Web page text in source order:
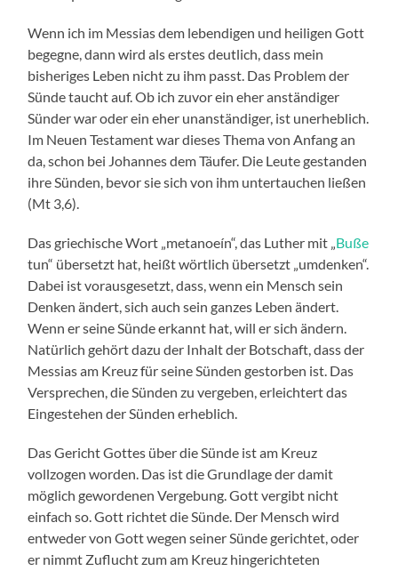
Wenn ich im Messias dem lebendigen und heiligen Gott
begegne, dann wird als erstes deutlich, dass mein
bisheriges Leben nicht zu ihm passt. Das Problem der
Sünde taucht auf. Ob ich zuvor ein eher anständiger
Sünder war oder ein eher unanständiger, ist unerheblich.
Im Neuen Testament war dieses Thema von Anfang an
da, schon bei Johannes dem Täufer. Die Leute gestanden
ihre Sünden, bevor sie sich von ihm untertauchen ließen
(Mt 3,6).
Das griechische Wort „metanoeín“, das Luther mit „Buße
tun“ übersetzt hat, heißt wörtlich übersetzt „umdenken“.
Dabei ist vorausgesetzt, dass, wenn ein Mensch sein
Denken ändert, sich auch sein ganzes Leben ändert.
Wenn er seine Sünde erkannt hat, will er sich ändern.
Natürlich gehört dazu der Inhalt der Botschaft, dass der
Messias am Kreuz für seine Sünden gestorben ist. Das
Versprechen, die Sünden zu vergeben, erleichtert das
Eingestehen der Sünden erheblich.
Das Gericht Gottes über die Sünde ist am Kreuz
vollzogen worden. Das ist die Grundlage der damit
möglich gewordenen Vergebung. Gott vergibt nicht
einfach so. Gott richtet die Sünde. Der Mensch wird
entweder von Gott wegen seiner Sünde gerichtet, oder
er nimmt Zuflucht zum am Kreuz hingerichteten